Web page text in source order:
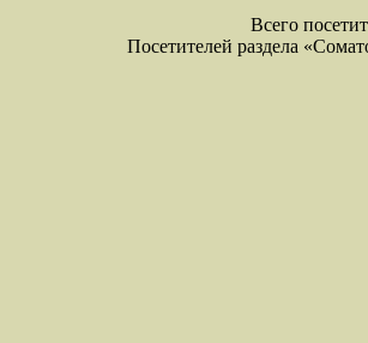
Всего
Посетителей раздела